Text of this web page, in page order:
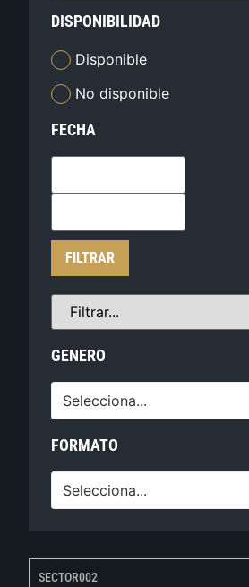
DISPONIBILIDAD
Disponible
No disponible
FECHA
FILTRAR
GENERO
Selecciona...
FORMATO
Selecciona...
SECTOR002